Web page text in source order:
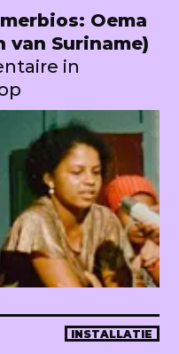
Oema
van Suriname)
in
INSTALLATIE